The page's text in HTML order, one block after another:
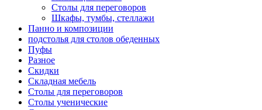
Столы для переговоров
Шкафы, тумбы, стеллажи
Панно и композиции
подстолья для столов обеденных
Пуфы
Разное
Скидки
Складная мебель
Столы для переговоров
Столы ученические